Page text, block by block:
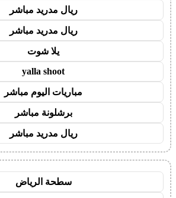
ريال مدريد مباشر
ريال مدريد مباشر
يلا شوت
yalla shoot
مباريات اليوم مباشر
برشلونة مباشر
ريال مدريد مباشر
سطحة الرياض